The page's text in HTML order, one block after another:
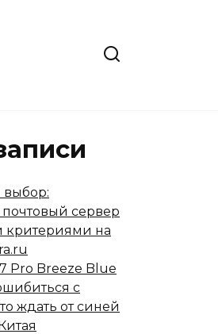
сервер
критериями на
Pro Breeze Blue
с
ждать от синей